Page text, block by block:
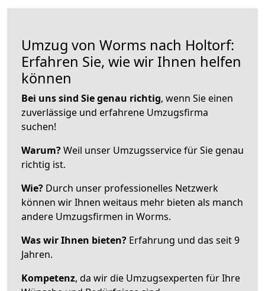
Umzug von Worms nach Holtorf:
Erfahren Sie, wie wir Ihnen helfen
können
Bei uns sind Sie genau richtig, wenn Sie einen
zuverlässige und erfahrene Umzugsfirma
suchen!
Warum?Weil unser Umzugsservice für Sie genau
richtig ist.
Wie? Durch unser professionelles Netzwerk
können wir Ihnen weitaus mehr bieten als manch
andere Umzugsfirmen in Worms.
Was wir Ihnen bieten? Erfahrung und das seit 9
Jahren.
Kompetenz, da wir die Umzugsexperten für Ihre